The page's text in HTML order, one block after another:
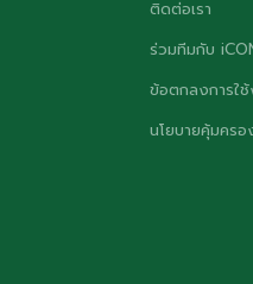
ติดต่อเรา
ร่วมทีมกับ
ข้อตกลงการใช้
นโยบายคุ้มคร